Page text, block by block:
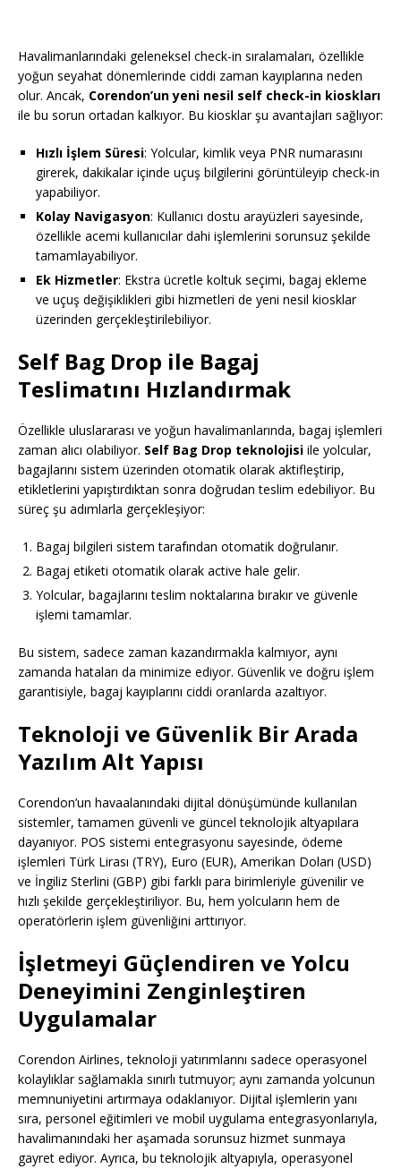
Havalimanlarındaki geleneksel check-in sıralamaları, özellikle
yoğun seyahat dönemlerinde ciddi zaman kayıplarına neden
olur. Ancak, Corendon’un yeni nesil self check-in kioskları
ile bu sorun ortadan kalkıyor. Bu kiosklar şu avantajları sağlıyor:
Hızlı İşlem Süresi: Yolcular, kimlik veya PNR numarasını
girerek, dakikalar içinde uçuş bilgilerini görüntüleyip check-in
yapabiliyor.
Kolay Navigasyon: Kullanıcı dostu arayüzleri sayesinde,
özellikle acemi kullanıcılar dahi işlemlerini sorunsuz şekilde
tamamlayabiliyor.
Ek Hizmetler: Ekstra ücretle koltuk seçimi, bagaj ekleme
ve uçuş değişiklikleri gibi hizmetleri de yeni nesil kiosklar
üzerinden gerçekleştirilebiliyor.
Self Bag Drop ile Bagaj
Teslimatını Hızlandırmak
Özellikle uluslararası ve yoğun havalimanlarında, bagaj işlemleri
zaman alıcı olabiliyor. Self Bag Drop teknolojisi ile yolcular,
bagajlarını sistem üzerinden otomatik olarak aktifleştirip,
etikletlerini yapıştırdıktan sonra doğrudan teslim edebiliyor. Bu
süreç şu adımlarla gerçekleşiyor:
Bagaj bilgileri sistem tarafından otomatik doğrulanır.
Bagaj etiketi otomatik olarak active hale gelir.
Yolcular, bagajlarını teslim noktalarına bırakır ve güvenle
işlemi tamamlar.
Bu sistem, sadece zaman kazandırmakla kalmıyor, aynı
zamanda hataları da minimize ediyor. Güvenlik ve doğru işlem
garantisiyle, bagaj kayıplarını ciddi oranlarda azaltıyor.
Teknoloji ve Güvenlik Bir Arada
Yazılım Alt Yapısı
Corendon’un havaalanındaki dijital dönüşümünde kullanılan
sistemler, tamamen güvenli ve güncel teknolojik altyapılara
dayanıyor. POS sistemi entegrasyonu sayesinde, ödeme
işlemleri Türk Lirası (TRY), Euro (EUR), Amerikan Doları (USD)
ve İngiliz Sterlini (GBP) gibi farklı para birimleriyle güvenilir ve
hızlı şekilde gerçekleştiriliyor. Bu, hem yolcuların hem de
operatörlerin işlem güvenliğini arttırıyor.
İşletmeyi Güçlendiren ve Yolcu
Deneyimini Zenginleştiren
Uygulamalar
Corendon Airlines, teknoloji yatırımlarını sadece operasyonel
kolaylıklar sağlamakla sınırlı tutmuyor; aynı zamanda yolcunun
memnuniyetini artırmaya odaklanıyor. Dijital işlemlerin yanı
sıra, personel eğitimleri ve mobil uygulama entegrasyonlarıyla,
havalimanındaki her aşamada sorunsuz hizmet sunmaya
gayret ediyor. Ayrıca, bu teknolojik altyapıyla, operasyonel